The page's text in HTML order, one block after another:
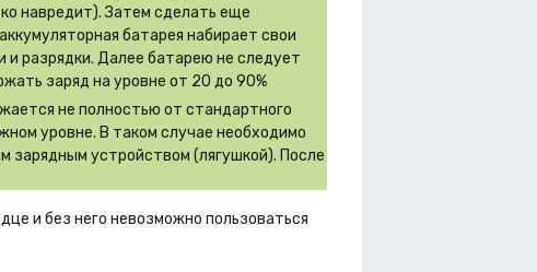
навредит). Затем сделать еще
батарея набирает свои
и разрядки. Далее батарею не следует
заряд на уровне от 20 до 90%
не полностью от стандартного
уровне. В таком случае необходимо
зарядным устройством (лягушкой). После
и без него невозможно пользоваться